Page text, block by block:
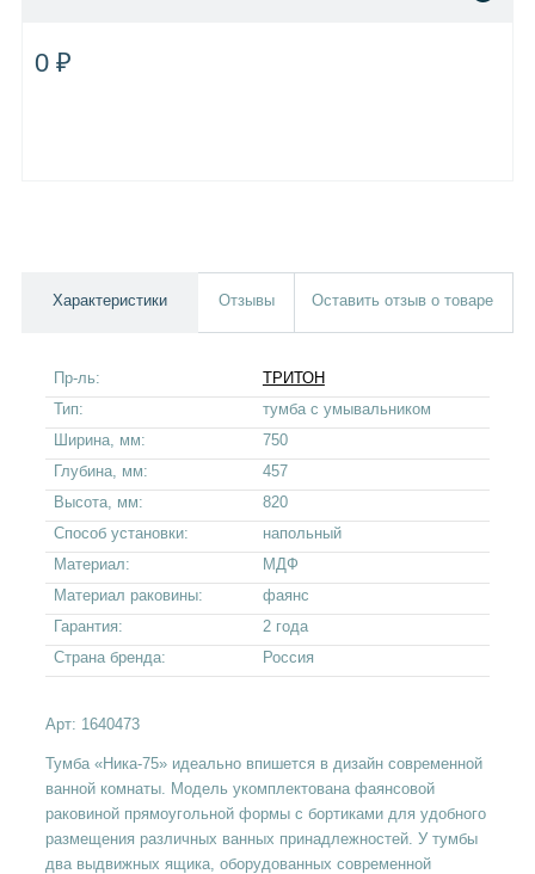
0 ₽
Характеристики Отзывы Оставить отзыв о товаре
Пр-ль:
ТРИТОН
Тип:
тумба с умывальником
Ширина, мм:
750
Глубина, мм:
457
Высота, мм:
820
Способ установки:
напольный
Материал:
МДФ
Материал раковины:
фаянс
Гарантия:
2 года
Страна бренда:
Россия
Арт: 1640473
Тумба «Ника-75» идеально впишется в дизайн современной
ванной комнаты. Модель укомплектована фаянсовой
раковиной прямоугольной формы с бортиками для удобного
размещения различных ванных принадлежностей. У тумбы
два выдвижных ящика, оборудованных современной